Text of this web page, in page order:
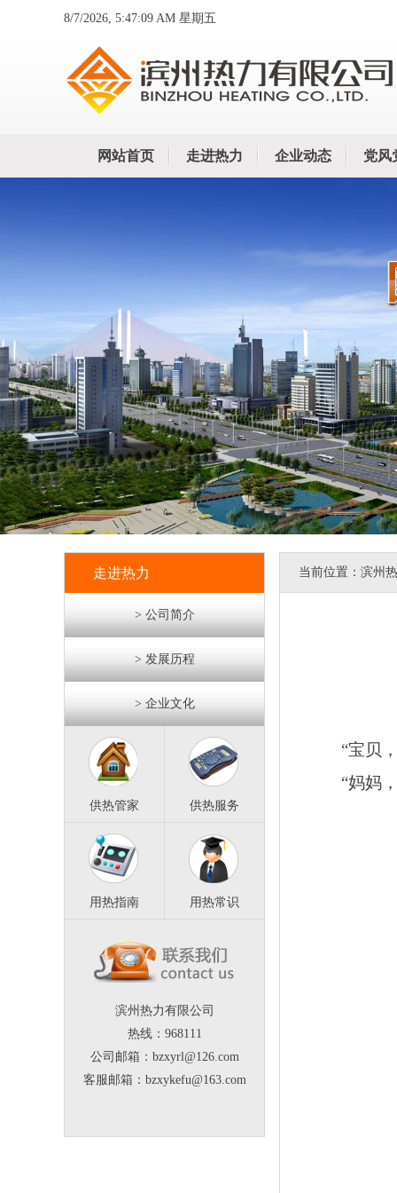
8/7/2026, 5:47:11 AM 星期五
网站首页 走进热力 企业动态 党风
走进热力
> 公司简介
> 发展历程
> 企业文化
供热管家 供热服务
用热指南 用热常识
滨州热力有限公司
热线：968111
公司邮箱：bzxyrl@126.com
客服邮箱：bzxykefu@163.com
当前位置： 滨州
“宝贝
“妈妈